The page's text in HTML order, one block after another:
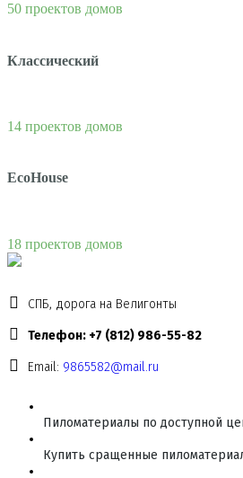
50 проектов домов
Классический
14 проектов домов
EcoHouse
18 проектов домов
СПБ, дорога на Велигонты
Телефон: +7 (812) 986-55-82
Email: 9865582@mail.ru
Пиломатериалы по доступной
Купить сращенные